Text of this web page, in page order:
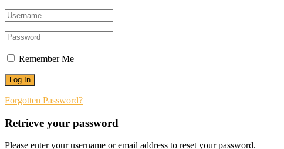
Remember Me
Forgotten Password?
Retrieve your password
Please enter your username or email address to reset your password.